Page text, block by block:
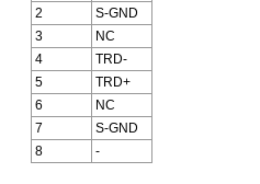
2
S-GND
3
NC
4
TRD-
5
TRD+
6
NC
7
S-GND
8
-